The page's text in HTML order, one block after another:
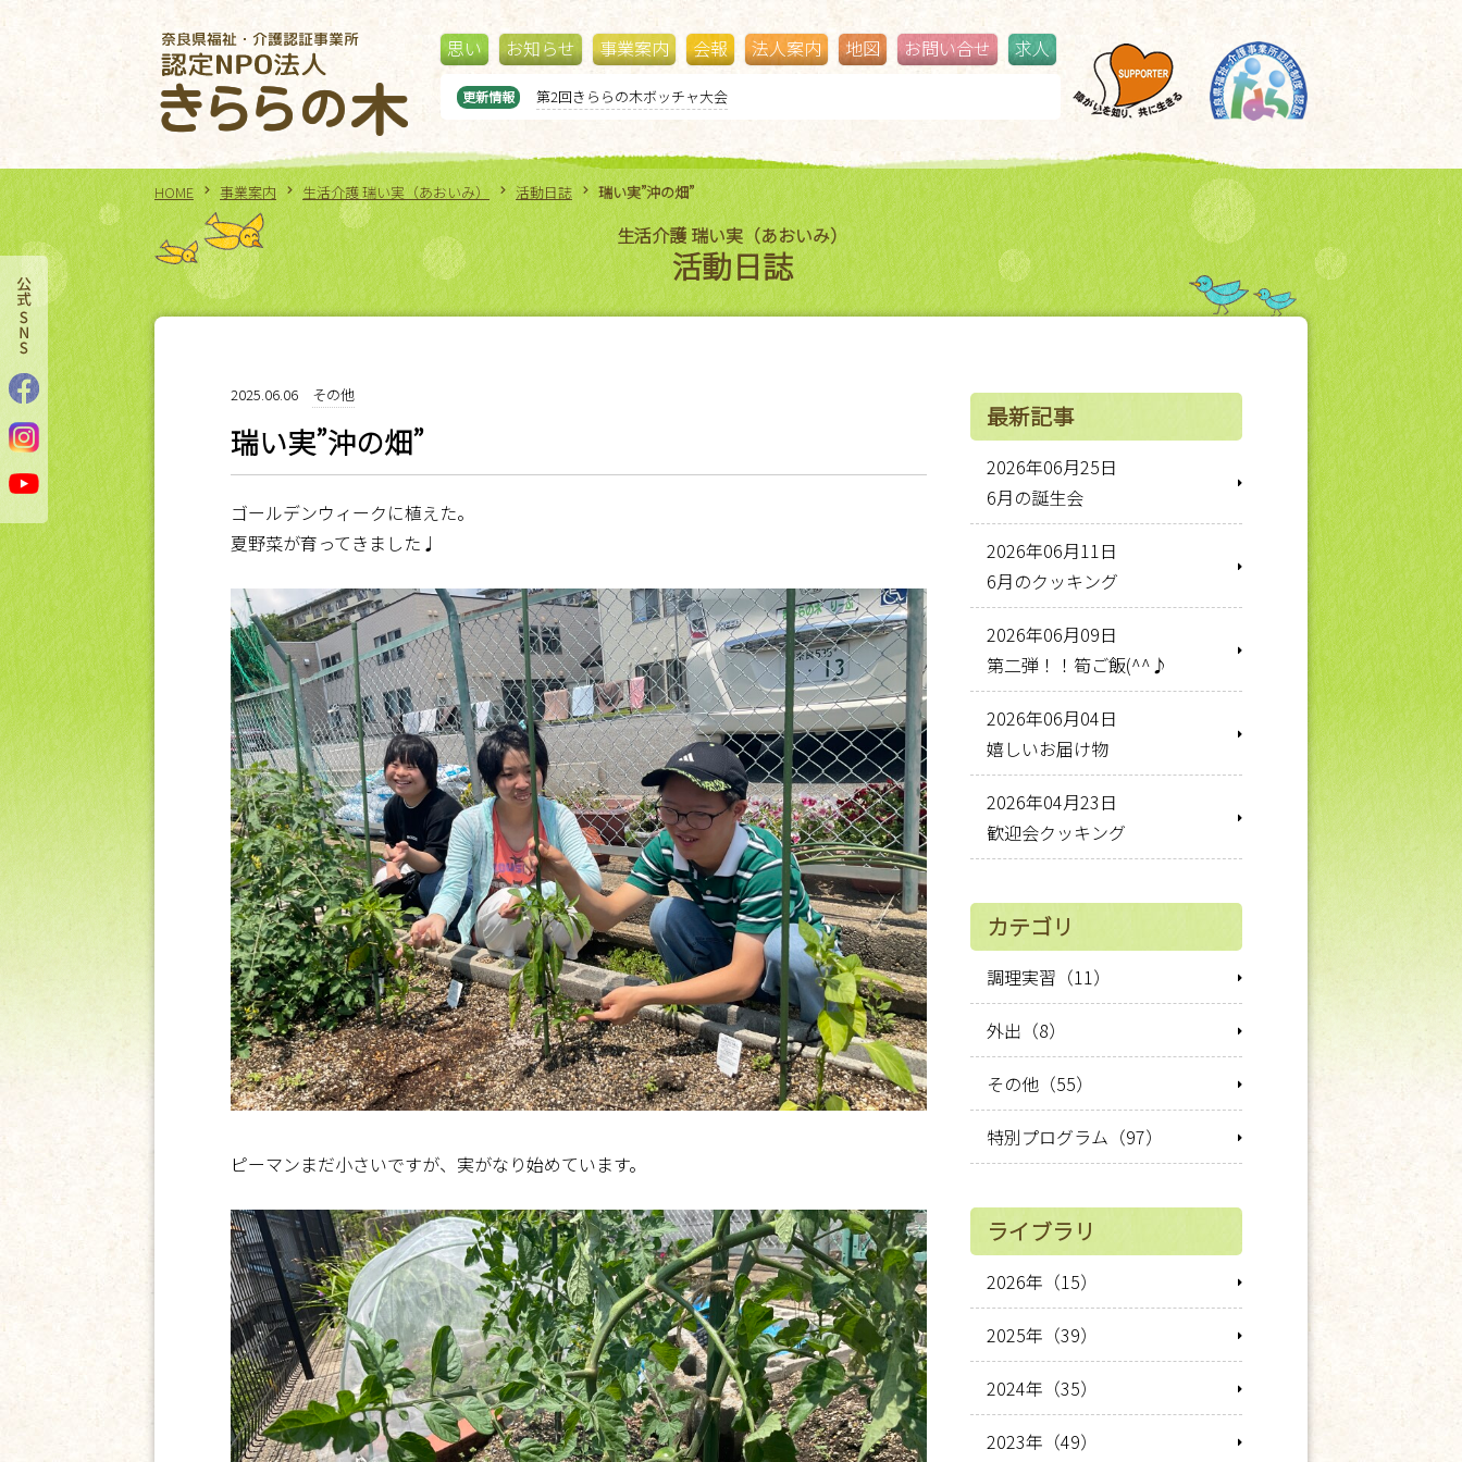
思い お知らせ 事業案内 会報 法人案内 地図 お問い合せ 求人
木ボッチャ大会 更新情報 ジブリパークに行ってきました！ 更新情報 鳥見ふるさと夏祭り
HOME 事業案内 生活介護 瑞い実（あおいみ） 活動日誌 瑞い実”沖の畑”
生活介護 瑞い実（あおいみ）
活動日誌
2025.06.06 その他
瑞い実”沖の畑”
ゴールデンウィークに植えた。
夏野菜が育ってきました♩
ピーマンまだ小さいですが、実がなり始めています。
最新記事
2026年06月25日
6月の誕生会
2026年06月11日
6月のクッキング
2026年06月09日
第二弾！！筍ご飯(^^♪
2026年06月04日
嬉しいお届け物
2026年04月23日
歓迎会クッキング
カテゴリ
調理実習（11）
外出（8）
その他（55）
特別プログラム（97）
ライブラリ
2026年（15）
2025年（39）
2024年（35）
2023年（49）